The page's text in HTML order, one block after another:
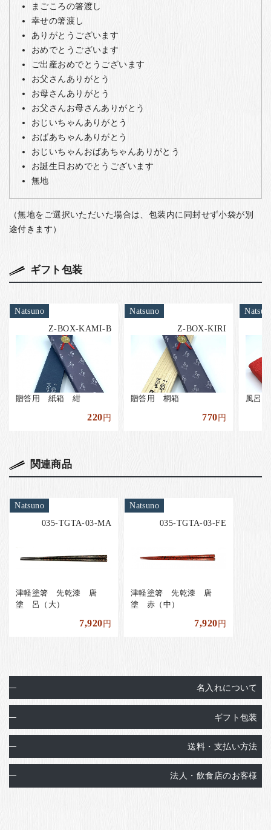
まごころの箸渡し
幸せの箸渡し
ありがとうございます
おめでとうございます
ご出産おめでとうございます
お父さんありがとう
お母さんありがとう
お父さんお母さんありがとう
おじいちゃんありがとう
おばあちゃんありがとう
おじいちゃんおばあちゃんありがとう
お誕生日おめでとうございます
無地
（無地をご選択いただいた場合は、包装内に同封せず小袋が別
途付きます）
ギフト包装
Natsuno
Z-BOX-KAMI-B
贈答用 紙箱 紺
220円
Natsuno
Z-BOX-KIRI
贈答用 桐箱
770円
風呂
関連商品
Natsuno
035-TGTA-03-MA
津軽塗箸 先乾漆 唐
塗 呂（大）
7,920円
Natsuno
035-TGTA-03-FE
津軽塗箸 先乾漆 唐
塗 赤（中）
7,920円
名入れについて
ギフト包装
送料・支払い方法
法人・飲食店のお客様